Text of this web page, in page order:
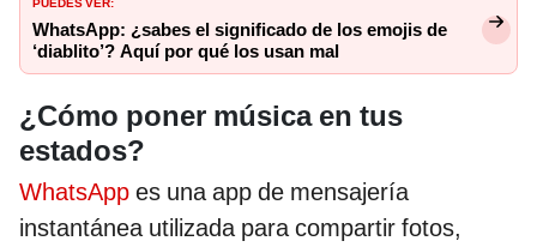
WhatsApp: ¿sabes el significado de los emojis de
‘diablito’? Aquí por qué los usan mal
¿Cómo poner música en tus
estados?
WhatsApp es una app de mensajería
instantánea utilizada para compartir fotos,